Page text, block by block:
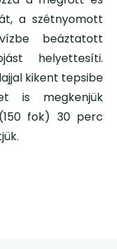
a szétnyomott
beáztatott
helyettesíti.
kikent tepsibe
is megkenjük
fok) 30 perc